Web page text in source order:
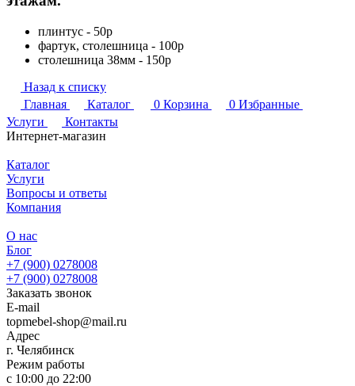
плинтус - 50р
фартук, столешница - 100р
столешница 38мм - 150р
Назад к списку
Главная
Каталог 0 Корзина 0 Избранные
Услуги
Контакты
Интернет-магазин
Каталог
Услуги
Вопросы и ответы
Компания
О нас
Блог
+7 (900) 0278008
+7 (900) 0278008
Заказать звонок
E-mail
topmebel-shop@mail.ru
Адрес
г. Челябинск
Режим работы
с 10:00 до 22:00